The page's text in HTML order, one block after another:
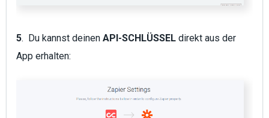
5. Du kannst deinen API-SCHLÜSSEL direkt aus der
App erhalten: